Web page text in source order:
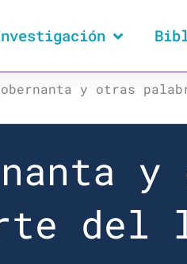
y otras
y
del